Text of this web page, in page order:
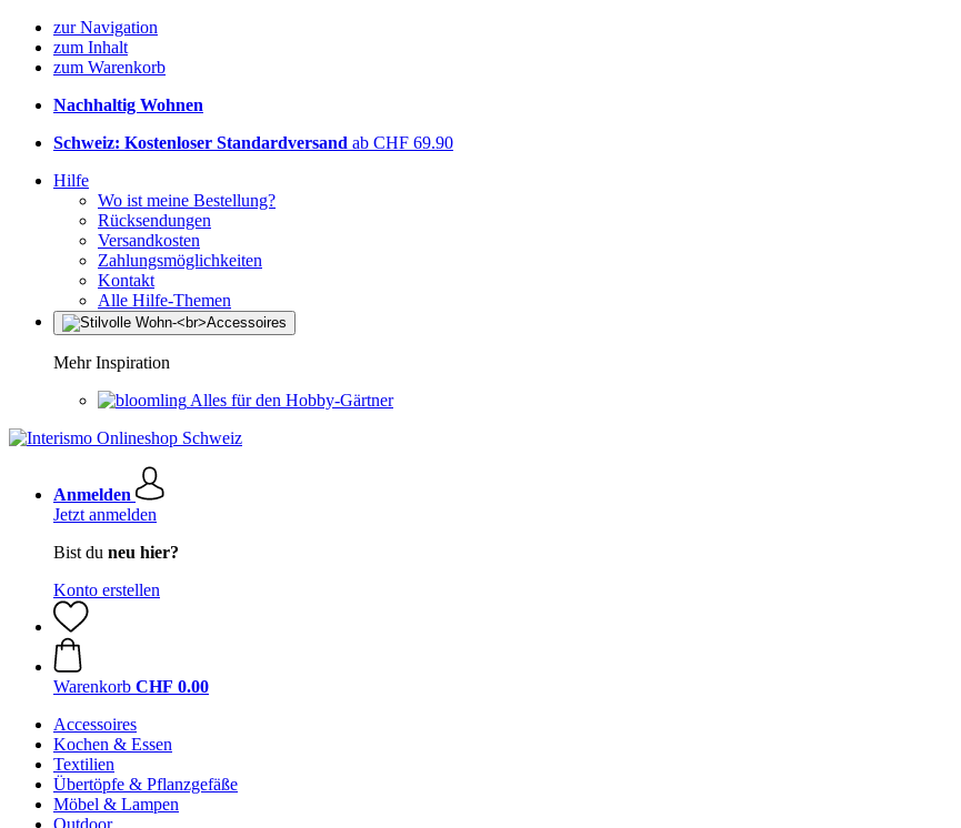
zur Navigation
zum Inhalt
zum Warenkorb
Nachhaltig Wohnen
Schweiz: Kostenloser Standardversand ab CHF 69.90
Hilfe
Wo ist meine Bestellung?
Rücksendungen
Versandkosten
Zahlungsmöglichkeiten
Kontakt
Alle Hilfe-Themen
Mehr Inspiration
Alles für den Hobby-Gärtner
Anmelden
Jetzt anmelden
Bist du neu hier?
Konto erstellen
Warenkorb CHF 0.00
Accessoires
Kochen & Essen
Textilien
Übertöpfe & Pflanzgefäße
Möbel & Lampen
Outdoor